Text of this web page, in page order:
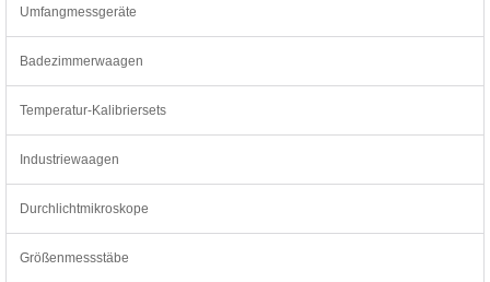
Umfangmessgeräte
Badezimmerwaagen
Temperatur-Kalibriersets
Industriewaagen
Durchlichtmikroskope
Größenmessstäbe